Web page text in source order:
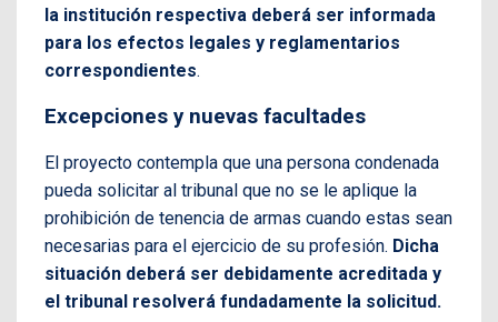
la institución respectiva deberá ser informada
para los efectos legales y reglamentarios
correspondientes.
Excepciones y nuevas facultades
El proyecto contempla que una persona condenada
pueda solicitar al tribunal que no se le aplique la
prohibición de tenencia de armas cuando estas sean
necesarias para el ejercicio de su profesión. Dicha
situación deberá ser debidamente acreditada y
el tribunal resolverá fundadamente la solicitud.